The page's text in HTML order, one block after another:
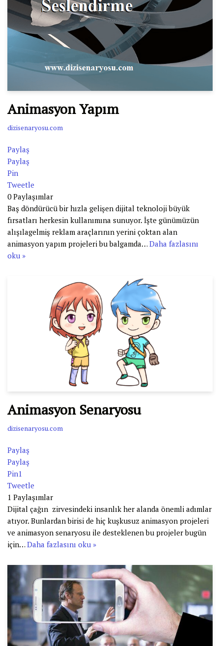
Animasyon Yapım
dizisenaryosu.com
Paylaş
Paylaş
Pin
Tweetle
0Paylaşımlar
Baş döndürücü bir hızla gelişen dijital teknoloji büyük
fırsatları herkesin kullanımına sunuyor. İşte günümüzün
alışılagelmiş reklam araçlarının yerini çoktan alan
animasyon yapım projeleri bu balgamda…Daha fazlasını
oku »
Animasyon Senaryosu
dizisenaryosu.com
Paylaş
Paylaş
Pin1
Tweetle
1 Paylaşımlar
Dijital çağın zirvesindeki insanlık her alanda önemli adımlar
atıyor. Bunlardan birisi de hiç kuşkusuz animasyon projeleri
ve animasyon senaryosu ile desteklenen bu projeler bugün
için…Daha fazlasını oku »